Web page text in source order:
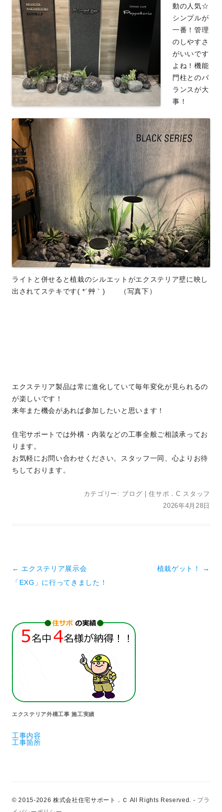
動の人気☆
シンプルが
一番！管理
のしやすさ
がいいです
よね！機能
門柱とのバ
ランスが大
事！
ライトと併せると植栽のシルエットがエクステリア壁に映し
出されてステキです( *´艸｀) （写真下）
エクステリア製品は常に進化していて毎年変化が見られるの
が楽しいです！
来年また機会があれば参加したいと思います！
住宅サポートでは外構・内装などの工事全般ご相談承ってお
ります。
お気軽にお問い合わせください。スタッフ一同、心よりお待
ちしております。
カテゴリー: ブログ |住サポ．C スタッフ
2026年4月28日
投稿ナビゲーション
← エクステリア展示会
「EXG」に行ってきました！
植栽ゲット！ →
エクステリア外構工事 施工実績
工事内容
工事箇所
© 2015-2026 株式会社住宅サポート．Ｃ All Rights Reserved. - プラ